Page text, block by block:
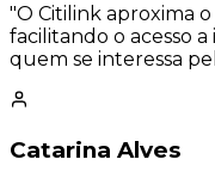
"O Citilink aproxima
facilitando o acesso
quem se interessa
Catarina Alves